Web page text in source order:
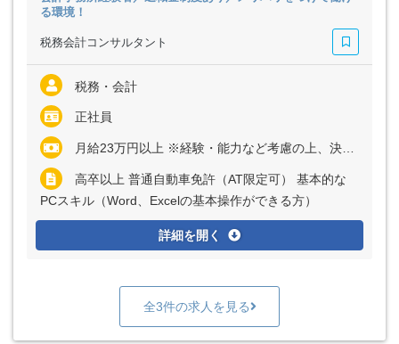
る環境！
税務会計コンサルタント
税務・会計
正社員
月給23万円以上 ※経験・能力など考慮の上、決定いたします ※残業代は全額支給
高卒以上 普通自動車免許（AT限定可） 基本的な
PCスキル（Word、Excelの基本操作ができる方）
詳細を開く
全3件の求人を見る